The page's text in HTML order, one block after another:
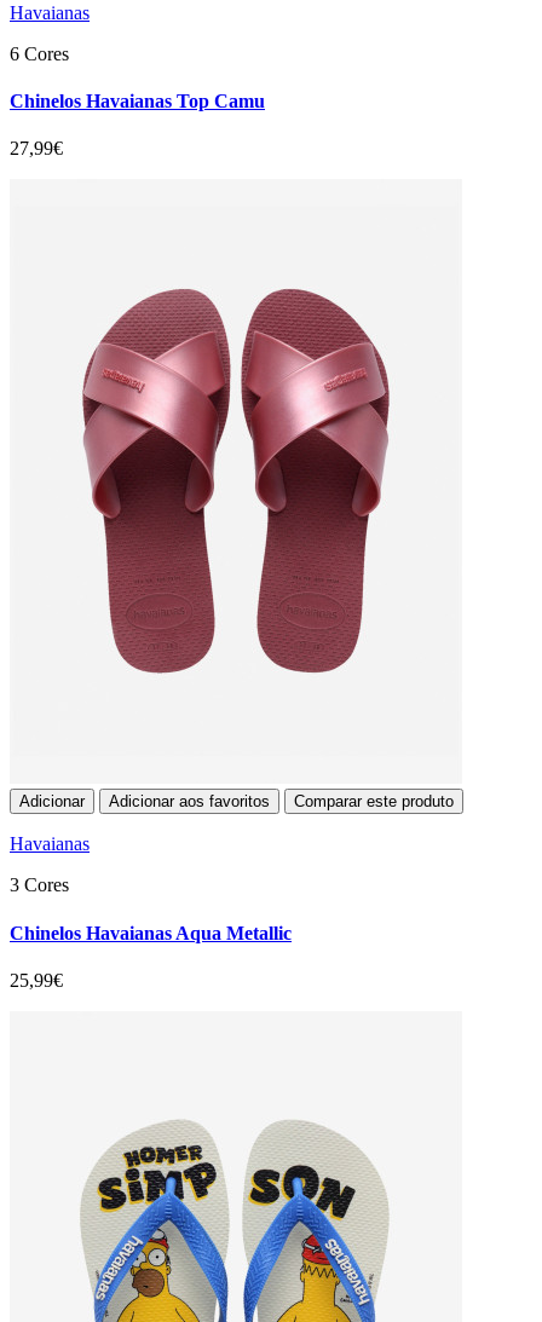
Havaianas
6 Cores
Chinelos Havaianas Top Camu
27,99€
Adicionar Adicionar aos favoritos Comparar este produto
Havaianas
3 Cores
Chinelos Havaianas Aqua Metallic
25,99€